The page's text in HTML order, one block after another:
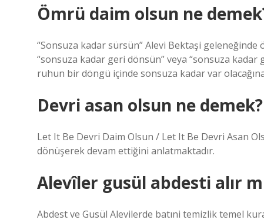
Ömrü daim olsun ne
“Sonsuza kadar sürsün” Alevi Bektaşi
“sonsuza kadar geri dönsün” veya “sonsuza kadar
ruhun bir döngü içinde sonsuza kadar var
Devri asan olsun ne demek?
Let It Be Devri Daim Olsun / Let It Be Devri Asan
dönüşerek devam ettiğini anlatmaktadır.
Alevîler gusül abdesti alır
Abdest ve Gusül Alevilerde batıni temizlik temel